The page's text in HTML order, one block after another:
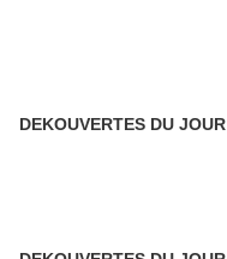
DEKOUVERTES DU JOUR